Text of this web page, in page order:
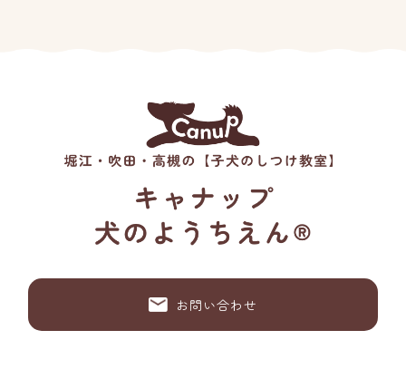
お問い合わせ